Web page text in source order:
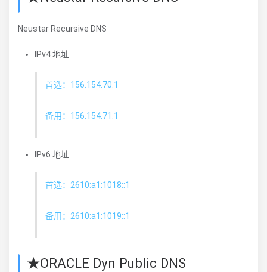
Neustar Recursive DNS
IPv4 地址
首选：156.154.70.1
备用：156.154.71.1
IPv6 地址
首选：2610:a1:1018::1
备用：2610:a1:1019::1
★ORACLE Dyn Public DNS